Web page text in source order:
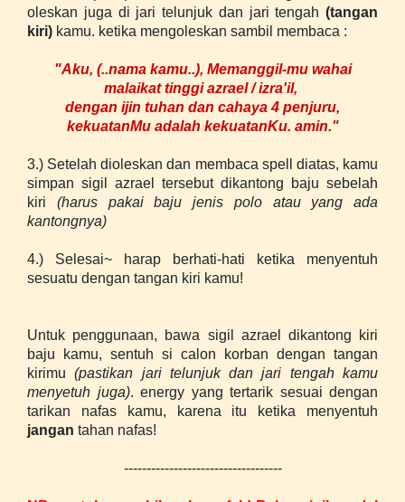
oleskan juga di jari telunjuk dan jari tengah (tangan
kiri) kamu. ketika mengoleskan sambil membaca :
"Aku, (..nama kamu..), Memanggil-mu wahai
malaikat tinggi azrael / izra'il,
dengan ijin tuhan dan cahaya 4 penjuru,
kekuatanMu adalah kekuatanKu. amin."
3.) Setelah dioleskan dan membaca spell diatas, kamu
simpan sigil azrael tersebut dikantong baju sebelah
kiri (harus pakai baju jenis polo atau yang ada
kantongnya)
4.) Selesai~ harap berhati-hati ketika menyentuh
sesuatu dengan tangan kiri kamu!
Untuk penggunaan, bawa sigil azrael dikantong kiri
baju kamu, sentuh si calon korban dengan tangan
kirimu(pastikan jari telunjuk dan jari tengah kamu
menyetuh juga). energy yang tertarik sesuai dengan
tarikan nafas kamu, karena itu ketika menyentuh
jangan tahan nafas!
-----------------------------------